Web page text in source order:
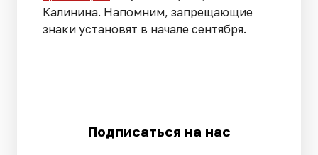
Калинина. Напомним, запрещающие
знаки установят в начале сентября.
Подписаться на нас